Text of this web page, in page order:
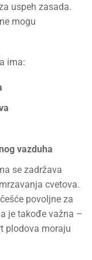
uspeh zasada.
mogu
ima:
vazduha
se zadržava
cvetova.
povoljne za
je takođe važna –
plodova moraju